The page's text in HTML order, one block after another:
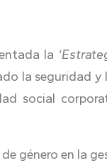
la
la seguridad
social
género en la